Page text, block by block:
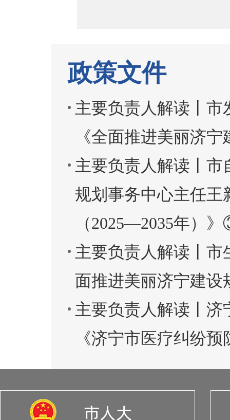
政策文件
主要负责人解读丨
《全面推进美丽济
主要负责人解读丨
规划事务中心主任王
（2025—2035年）
主要负责人解读丨
面推进美丽济宁建
主要负责人解读丨
《济宁市医疗纠纷